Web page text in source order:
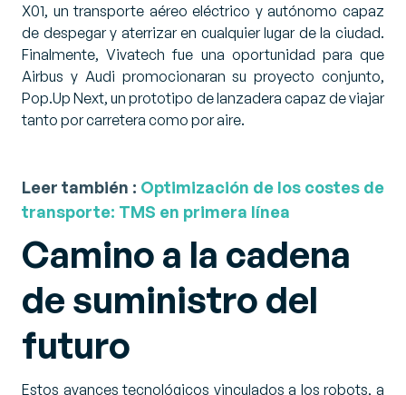
X01, un transporte aéreo eléctrico y autónomo capaz
de despegar y aterrizar en cualquier lugar de la ciudad.
Finalmente, Vivatech fue una oportunidad para que
Airbus y Audi promocionaran su proyecto conjunto,
Pop.Up Next, un prototipo de lanzadera capaz de viajar
tanto por carretera como por aire.
Leer también : Optimización de los costes de
transporte: TMS en primera línea
Camino a la cadena
de suministro del
futuro
Estos avances tecnológicos vinculados a los robots, a